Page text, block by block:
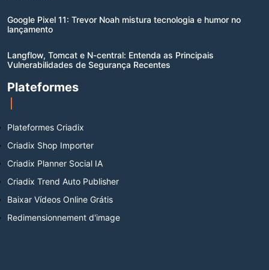
Google Pixel 11: Trevor Noah mistura tecnologia e humor no
lançamento
Langflow, Tomcat e N-central: Entenda as Principais
Vulnerabilidades de Segurança Recentes
Plateformes
Plateformes Criadix
Criadix Shop Importer
Criadix Planner Social IA
Criadix Trend Auto Publisher
Baixar Vídeos Online Grátis
Redimensionnement d'image